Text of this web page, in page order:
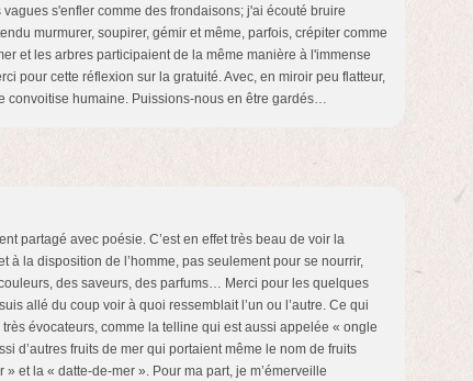
s'enfler comme des frondaisons; j'ai écouté bruire
murmurer, soupirer, gémir et même, parfois, crépiter comme
et les arbres participaient de la même manière à l'immense
pour cette réflexion sur la gratuité. Avec, en miroir peu flatteur,
convoitise humaine. Puissions-nous en être gardés…
partagé avec poésie. C’est en effet très beau de voir la
à la disposition de l’homme, pas seulement pour se nourrir,
des saveurs, des parfums… Merci pour les quelques
allé du coup voir à quoi ressemblait l’un ou l’autre. Ce qui
évocateurs, comme la telline qui est aussi appelée « ongle
d’autres fruits de mer qui portaient même le nom de fruits
et la « datte-de-mer ». Pour ma part, je m’émerveille